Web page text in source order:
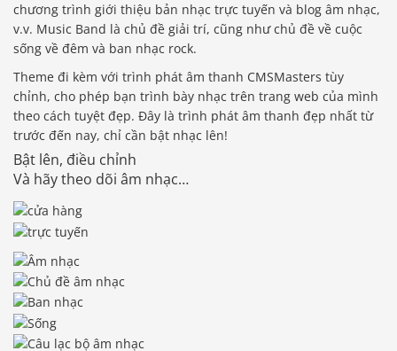
chương trình giới thiệu bản nhạc trực tuyến và blog âm nhạc,
v.v. Music Band là chủ đề giải trí, cũng như chủ đề về cuộc
sống về đêm và ban nhạc rock.
Theme đi kèm với trình phát âm thanh CMSMasters tùy
chỉnh, cho phép bạn trình bày nhạc trên trang web của mình
theo cách tuyệt đẹp. Đây là trình phát âm thanh đẹp nhất từ ​​
trước đến nay, chỉ cần bật nhạc lên!
Bật lên, điều chỉnh
Và hãy theo dõi âm nhạc…